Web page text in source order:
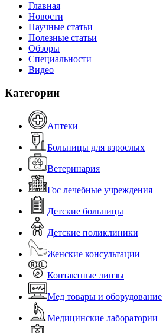
Главная
Новости
Научные статьи
Полезные статьи
Обзоры
Специальности
Видео
Категории
Аптеки
Больницы для взрослых
Ветеринария
Гос лечебные учреждения
Детские больницы
Детские поликлиники
Женские консультации
Контактные линзы
Мед товары и оборудование
Медицинские лаборатории